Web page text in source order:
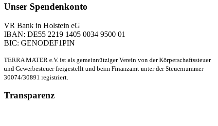
Unser Spendenkonto
VR Bank in Holstein eG
IBAN: DE55 2219 1405 0034 9500 01
BIC: GENODEF1PIN
TERRA MATER e.V. ist als gemeinnütziger Verein von der Körperschaftssteuer
und Gewerbesteuer freigestellt und beim Finanzamt unter der Steuernummer
30074/30891 registriert.
Transparenz